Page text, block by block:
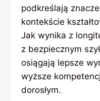
podkreślają
kontekście
Jak wynika z
z bezpiecznym
osiągają lepsze
wyższe
dorosłym.